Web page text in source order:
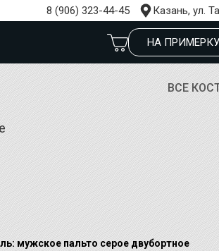
8 (906) 323-44-45 Казань, ул.
НА ПРИМЕРКУ
ВСЕ
мужское пальто серое двубортное